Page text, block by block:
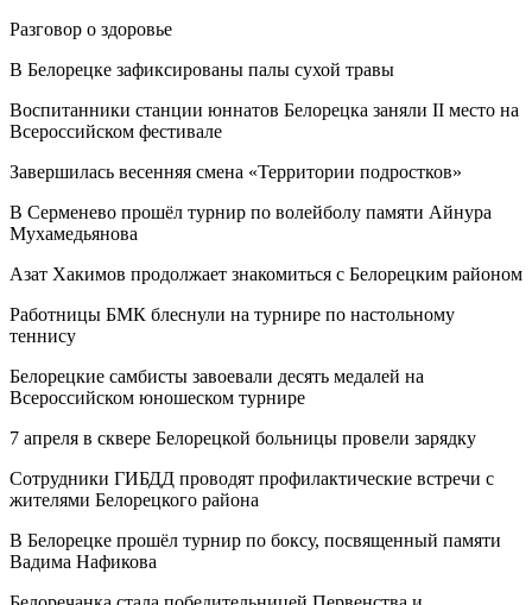
Разговор о здоровье
В Белорецке зафиксированы палы сухой травы
Воспитанники станции юннатов Белорецка заняли II место на
Всероссийском фестивале
Завершилась весенняя смена «Территории подростков»
В Серменево прошёл турнир по волейболу памяти Айнура
Мухамедьянова
Азат Хакимов продолжает знакомиться с Белорецким районом
Работницы БМК блеснули на турнире по настольному
теннису
Белорецкие самбисты завоевали десять медалей на
Всероссийском юношеском турнире
7 апреля в сквере Белорецкой больницы провели зарядку
Сотрудники ГИБДД проводят профилактические встречи с
жителями Белорецкого района
В Белорецке прошёл турнир по боксу, посвященный памяти
Вадима Нафикова